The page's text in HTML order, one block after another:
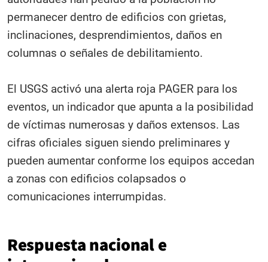
permanecer dentro de edificios con grietas,
inclinaciones, desprendimientos, daños en
columnas o señales de debilitamiento.
El USGS activó una alerta roja PAGER para los
eventos, un indicador que apunta a la posibilidad
de víctimas numerosas y daños extensos. Las
cifras oficiales siguen siendo preliminares y
pueden aumentar conforme los equipos accedan
a zonas con edificios colapsados o
comunicaciones interrumpidas.
Respuesta nacional e